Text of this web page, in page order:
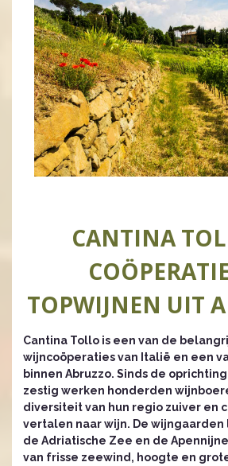
CANTINA
TOPWIJNEN UIT
Cantina Tollo is een van de
wijncoöperaties van Italië en een
binnen Abruzzo. Sinds de
zestig werken honderden
diversiteit van hun regio zuiver en
vertalen naar wijn. De wijngaarden
de Adriatische Zee en de
van frisse zeewind, hoogte en